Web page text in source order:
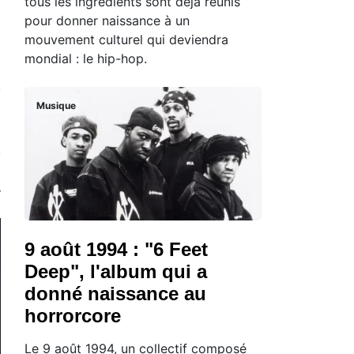
pour donner naissance à un
mouvement culturel qui deviendra
mondial : le hip-hop.
Musique
9 août 1994 : "6 Feet
Deep", l'album qui a
donné naissance au
horrorcore
Le 9 août 1994, un collectif composé